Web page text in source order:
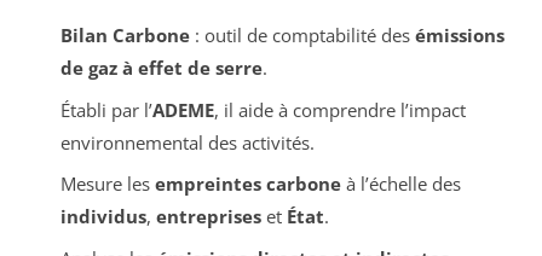
Bilan Carbone: outil de comptabilité des émissions
de gaz à effet de serre.
Établi par l’ADEME, il aide à comprendre l’impact
environnemental des activités.
Mesure les empreintes carboneà l’échelle des
individus, entrepriseset État.